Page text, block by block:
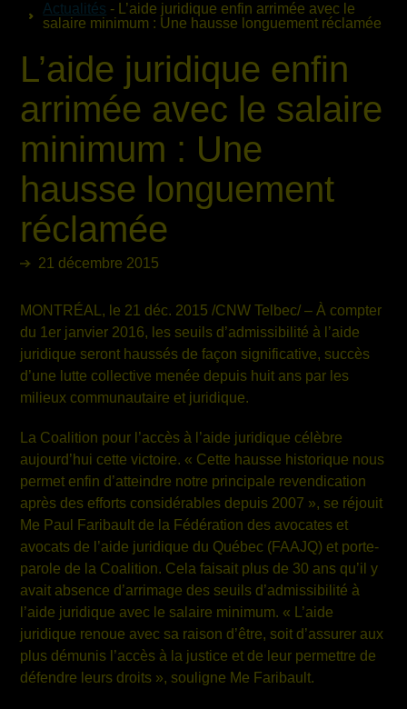
Actualités - L’aide juridique enfin arrimée avec le
salaire minimum : Une hausse longuement réclamée
L’aide juridique enfin
arrimée avec le salaire
minimum : Une
hausse longuement
réclamée
21 décembre 2015
MONTRÉAL, le 21 déc. 2015 /CNW Telbec/ – À compter
du 1 er janvier 2016, les seuils d’admissibilité à l’aide
juridique seront haussés de façon significative, succès
d’une lutte collective menée depuis huit ans par les
milieux communautaire et juridique.
La Coalition pour l’accès à l’aide juridique célèbre
aujourd’hui cette victoire. « Cette hausse historique nous
permet enfin d’atteindre notre principale revendication
après des efforts considérables depuis 2007 », se réjouit
Me Paul Faribault de la Fédération des avocates et
avocats de l’aide juridique du Québec (FAAJQ) et porte-
parole de la Coalition. Cela faisait plus de 30 ans qu’il y
avait absence d’arrimage des seuils d’admissibilité à
l’aide juridique avec le salaire minimum. « L’aide
juridique renoue avec sa raison d’être, soit d’assurer aux
plus démunis l’accès à la justice et de leur permettre de
défendre leurs droits », souligne Me Faribault.